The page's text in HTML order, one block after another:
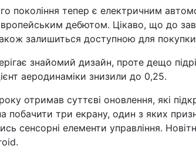
покоління тепер є електричним
дебютом. Цікаво, що до
залишиться доступною для
знайомий дизайн, проте дещо
аеродинаміки знизили до 0,25.
отримав суттєві оновлення, які
побачити три екрану, один з яких
сенсорні елементи управління.